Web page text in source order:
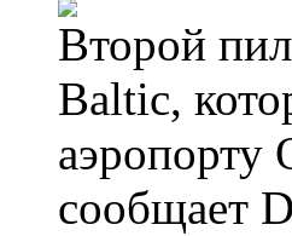
Второй
Baltic,
аэропорту
сообщает